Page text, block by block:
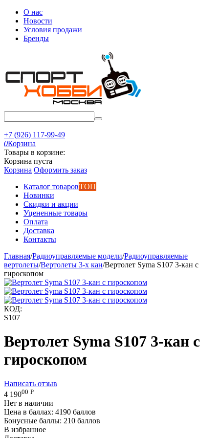
О нас
Новости
Условия продажи
Бренды
+7 (926) 117-99-49
0Корзина
Товары в корзине:
Корзина пуста
Корзина Оформить заказ
Каталог товаровТОП
Новинки
Скидки и акции
Уцененные товары
Оплата
Доставка
Контакты
Главная/Радиоуправляемые модели/Радиоуправляемые
вертолеты/Вертолеты 3-х кан/Вертолет Syma S107 3-кан с
гироскопом
КОД:
S107
Вертолет Syma S107 3-кан с
гироскопом
Написать отзыв
4 19000 Р
Нет в наличии
Цена в баллах: 4190 баллов
Бонусные баллы: 210 баллов
В избранное